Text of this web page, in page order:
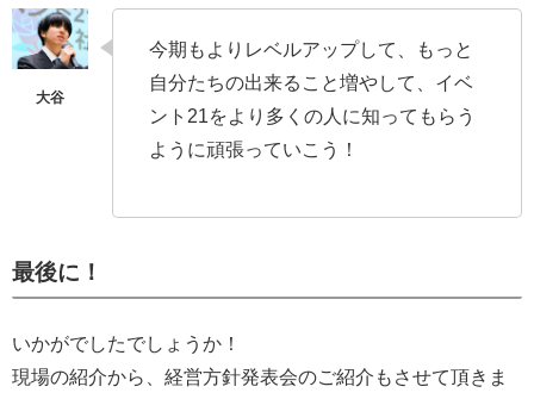
今期もよりレベルアップして、もっと
自分たちの出来ること増やして、イベ
ント21をより多くの人に知ってもらう
ように頑張っていこう！
最後に！
いかがでしたでしょうか！
現場の紹介から、経営方針発表会のご紹介もさせて頂きま